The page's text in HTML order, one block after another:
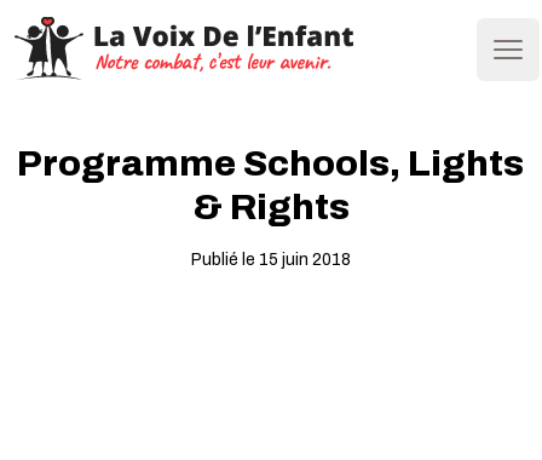
Programme Schools, Lights
& Rights
Publié le 15 juin 2018